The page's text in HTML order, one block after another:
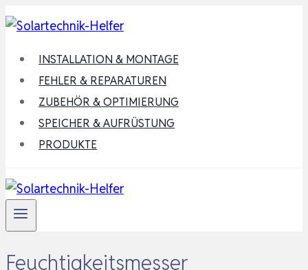
Zum
Inhalt
springenINSTALLATION & MONTAGE
FEHLER & REPARATUREN
ZUBEHÖR & OPTIMIERUNG
SPEICHER & AUFRÜSTUNG
PRODUKTE
Feuchtigkeitsmesser